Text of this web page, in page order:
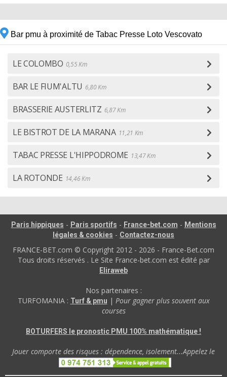
Bar pmu à proximité de Tabac Presse Loto Vescovato
LE COLOMBO 0,55 Km
BAR LE FIUM'ALTU 6,80 Km
BRASSERIE AUSTERLITZ 6,87 Km
LE BISTROT DE LA MARANA 11,21 Km
TABAC PRESSE L'HIPPODROME 13,47 Km
LA ROTONDE 14,46 Km
Paris hippiques - Paris sportifs - France-bet.com - Mentions
légales & cookies - Contactez-nous
FRANCE-BET.com © Copyright 2012 - 2026 - France-Bet.com
Tous droits réservés . Le Site France-bet.com est édité par
Eliraweb
Nos partenaires :
TURFOMANIA : Turf & pmu | Pour gagner plus souvent aux
courses
BOTURFERS le pronostic PMU 100% mathématique !
Jouer comporte des risques : dépendence, isolement...Appelez le